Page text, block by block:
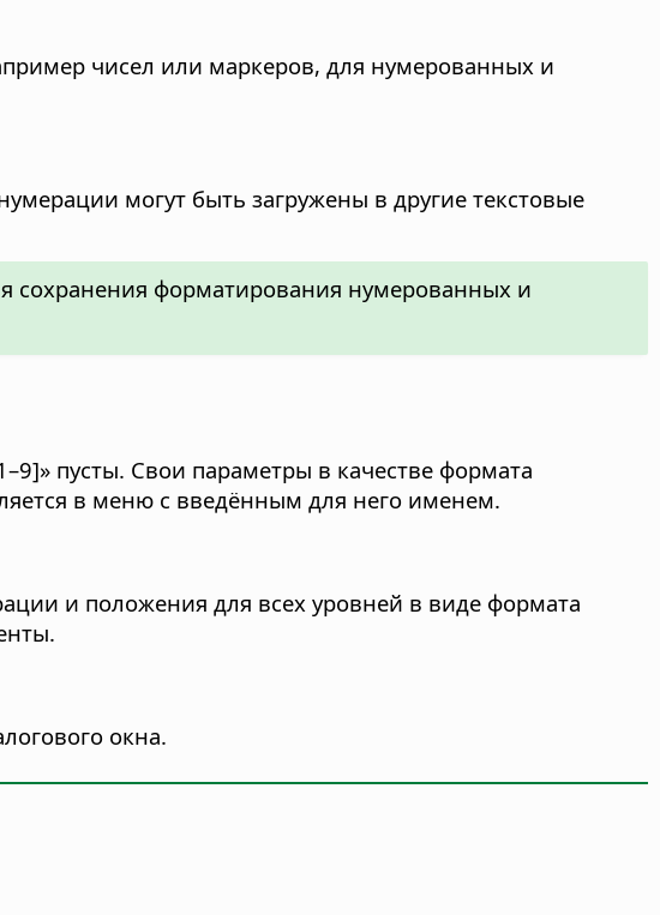
чисел или маркеров, для нумерованных и
могут быть загружены в другие текстовые
сохранения форматирования нумерованных и
пусты. Свои параметры в качестве формата
в меню с введённым для него именем.
и положения для всех уровней в виде формата
окна.